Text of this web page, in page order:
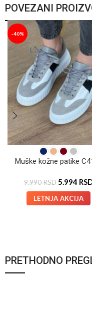
POVEZANI
-40%
Muške kožne patike
9.990RSD5.994
LETNJA AKCIJA
PRETHODNO